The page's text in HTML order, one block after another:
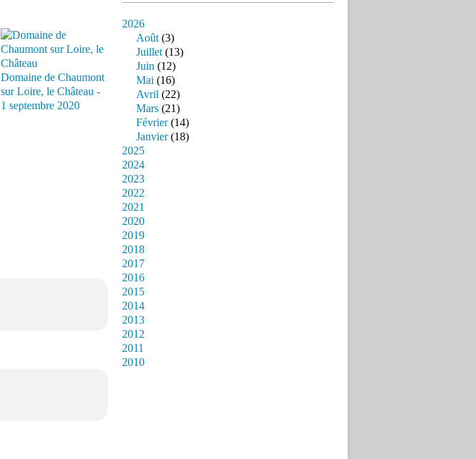
Domaine de Chaumont
sur Loire, le Château -
1 septembre 2020
2026
Août(3)
Juillet(13)
Juin (12)
Mai (16)
Avril (22)
Mars (21)
Février(14)
Janvier(18)
2025
2024
2023
2022
2021
2020
2019
2018
2017
2016
2015
2014
2013
2012
2011
2010